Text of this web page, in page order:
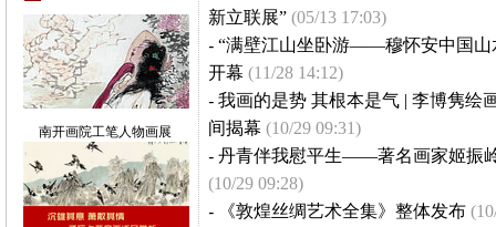
南开画院工笔人物画展
新立联展” (05/13 17:03)
-“满壁江山坐卧游——穆怀安中国山
开幕 (11/28 14:12)
-我画的是势 其根本是气 | 李博隽绘
间揭幕 (10/29 09:31)
-丹青伴我慰平生——著名画家姬振
(10/29 09:28)
-
《敦煌丝绸艺术全集》整体发布